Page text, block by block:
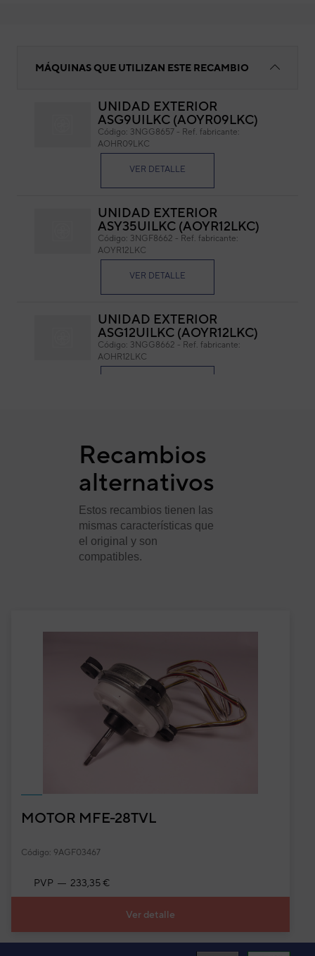
Modelo: MFE-28TVAL 8P
MÁQUINAS QUE UTILIZAN ESTE RECAMBIO
UNIDAD EXTERIOR
ASG9UILKC (AOYR09LKC)
Código: 3NGG8657 - Ref. fabricante:
AOHR09LKC
VER DETALLE
UNIDAD EXTERIOR
ASY35UILKC (AOYR12LKC)
Código: 3NGF8662 - Ref. fabricante:
AOYR12LKC
VER DETALLE
UNIDAD EXTERIOR
ASG12UILKC (AOYR12LKC)
Código: 3NGG8662 - Ref. fabricante:
AOHR12LKC
Código:3NGF8657 - Ref. fabricante:
AOYR09LKC
VER DETALLE
Recambios
alternativos
Estos recambios tienen las
mismas características que
el original y son
compatibles.
MOTOR MFE-28TVL
Código: 9AGF03467
PVP 233,35 €
Ver detalle